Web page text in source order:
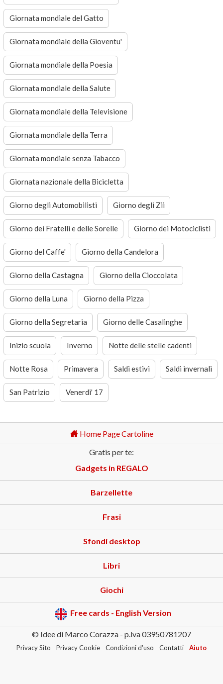
Giornata mondiale del Gatto
Giornata mondiale della Gioventu'
Giornata mondiale della Poesia
Giornata mondiale della Salute
Giornata mondiale della Televisione
Giornata mondiale della Terra
Giornata mondiale senza Tabacco
Giornata nazionale della Bicicletta
Giorno degli Automobilisti Giorno degli Zii
Giorno dei Fratelli e delle Sorelle Giorno dei Motociclisti
Giorno del Caffe' Giorno della Candelora
Giorno della Castagna Giorno della Cioccolata
Giorno della Luna Giorno della Pizza
Giorno della Segretaria Giorno delle Casalinghe
Inizio scuola Inverno Notte delle stelle cadenti
Notte Rosa Primavera Saldi estivi Saldi invernali
San Patrizio Venerdi' 17
Home Page Cartoline
Gratis per te:
Gadgets in REGALO
Barzellette
Frasi
Sfondi desktop
Libri
Giochi
Free cards - English Version
© Idee di Marco Corazza - p.iva 03950781207
Privacy Sito Privacy Cookie Condizioni d'uso Contatti Aiuto